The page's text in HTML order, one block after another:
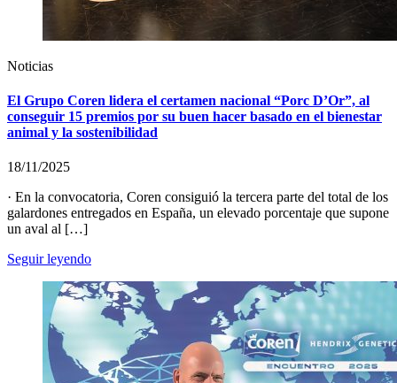
Noticias
El Grupo Coren lidera el certamen nacional “Porc D’Or”, al
conseguir 15 premios por su buen hacer basado en el bienestar
animal y la sostenibilidad
18/11/2025
· En la convocatoria, Coren consiguió la tercera parte del total de los
galardones entregados en España, un elevado porcentaje que supone
un aval al […]
Seguir leyendo